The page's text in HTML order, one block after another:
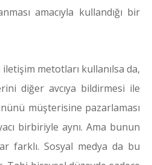
amacıyla kullandığı bir
metotları kullanılsa da,
diğer avcıya bildirmesi ile
müşterisine pazarlaması
birbiriyle aynı. Ama bunun
farklı. Sosyal medya da bu